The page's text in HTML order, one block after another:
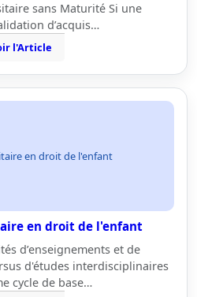
sans Maturité Si une
d’acquis…
l'Article
en droit de l'enfant
en droit de l'enfant
d’enseignements et de
d'études interdisciplinaires
cycle de base…